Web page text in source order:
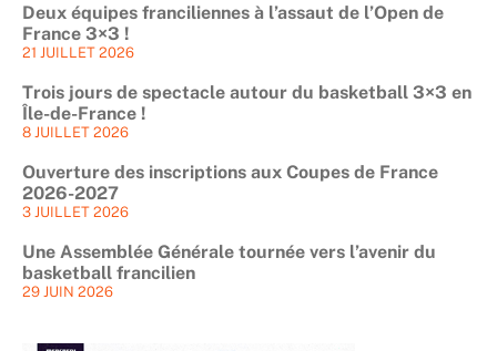
Deux équipes franciliennes à l’assaut de l’Open de
France 3×3 !
21 JUILLET 2026
Trois jours de spectacle autour du basketball 3×3 en
Île-de-France !
8 JUILLET 2026
Ouverture des inscriptions aux Coupes de France
2026-2027
3 JUILLET 2026
Une Assemblée Générale tournée vers l’avenir du
basketball francilien
29 JUIN 2026